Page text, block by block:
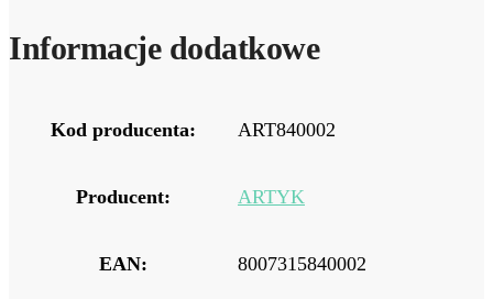
Informacje dodatkowe
Kod producenta: ART840002
Producent: ARTYK
EAN: 8007315840002